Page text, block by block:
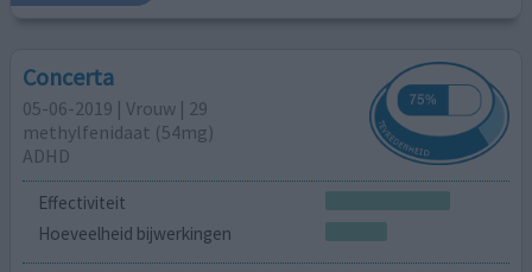
Concerta
05-06-2019 | Vrouw | 29
methylfenidaat (54mg)
ADHD
Effectiviteit
Hoeveelheid bijwerkingen